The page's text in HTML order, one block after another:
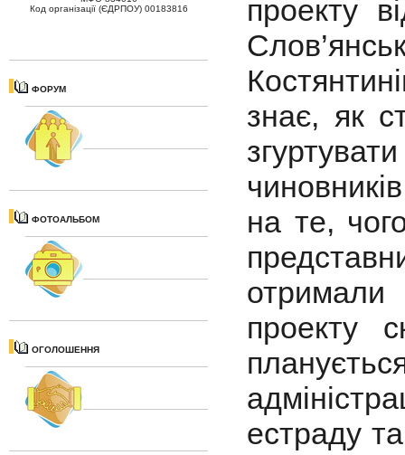
Код організації (ЄДРПОУ) 00183816
ФОРУМ
ФОТОАЛЬБОМ
ОГОЛОШЕННЯ
проекту
знає, як
на те,
отримали
проекту
естраду